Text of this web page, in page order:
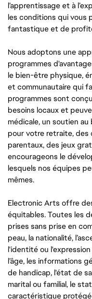
l’apprentissage et à
les conditions qui vous
fantastique et de
Nous adoptons une
programmes
le bien-être physique,
et communautaire qui
programmes sont
besoins locaux et
médicale, un soutien
pour votre retraite, des
parentaux, des jeux
encourageons le
lesquels nos équipes
mêmes.
Electronic Arts offre
équitables. Toutes les
prises sans prise en
peau, la nationalité,
l'identité ou
l’âge, les informations
de handicap, l'état de
marital ou familial, le
caractéristique